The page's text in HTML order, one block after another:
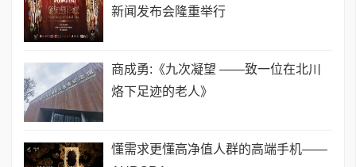
新闻发布会隆重举行
商成勇:《九次凝望 ——致一位在北川
烙下足迹的老人》
懂需求更懂高净值人群的高端手机——